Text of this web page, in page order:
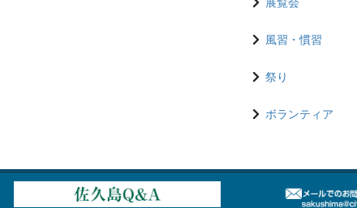
風習・慣習
祭り
ボランティア